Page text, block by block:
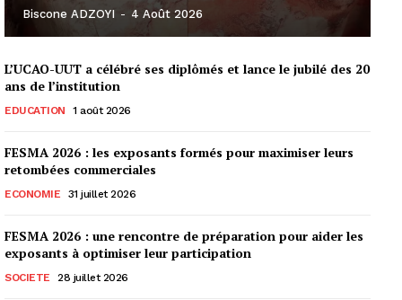
Biscone ADZOYI - 4 Août 2026
L’UCAO-UUT a célébré ses diplômés et lance le jubilé des 20
ans de l’institution
EDUCATION 1 août 2026
FESMA 2026 : les exposants formés pour maximiser leurs
retombées commerciales
ECONOMIE 31 juillet 2026
FESMA 2026 : une rencontre de préparation pour aider les
exposants à optimiser leur participation
SOCIETE 28 juillet 2026